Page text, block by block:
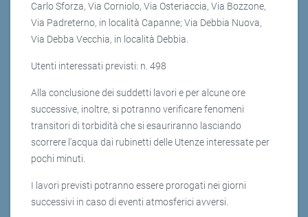
Carlo Sforza, Via Corniolo, Via Osteriaccia, Via Bozzone,
Via Padreterno, in località Capanne; Via Debbia Nuova,
Via Debba Vecchia, in località Debbia.
Utenti interessati previsti: n. 498
Alla conclusione dei suddetti lavori e per alcune ore
successive, inoltre, si potranno verificare fenomeni
transitori di torbidità che si esauriranno lasciando
scorrere l'acqua dai rubinetti delle Utenze interessate per
pochi minuti.
I lavori previsti potranno essere prorogati nei giorni
successivi in caso di eventi atmosferici avversi.